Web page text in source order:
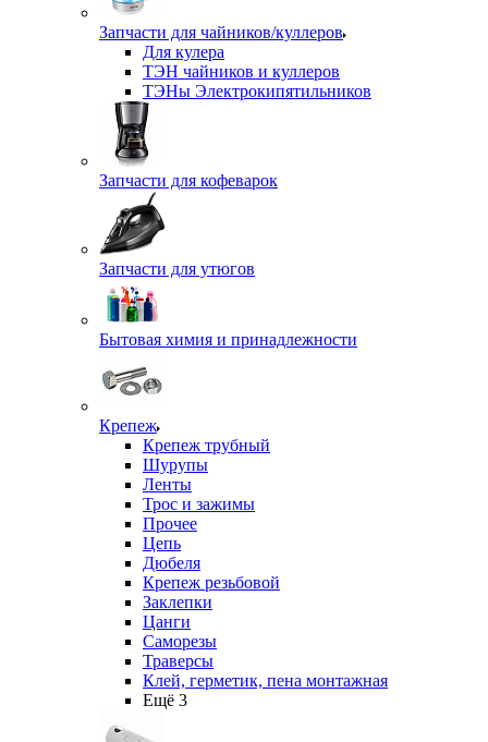
Запчасти для чайников/куллеров
Для кулера
ТЭН чайников и куллеров
ТЭНы Электрокипятильников
Запчасти для кофеварок
Запчасти для утюгов
Бытовая химия и принадлежности
Крепеж
Крепеж трубный
Шурупы
Ленты
Трос и зажимы
Прочее
Цепь
Дюбеля
Крепеж резьбовой
Заклепки
Цанги
Саморезы
Траверсы
Клей, герметик, пена монтажная
Ещё 3